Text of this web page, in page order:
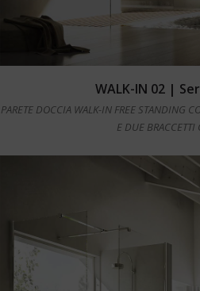
Leggi
WALK-IN 02 |
PARETE DOCCIA WALK-IN FREE STANDING
E DUE BRACCETTI